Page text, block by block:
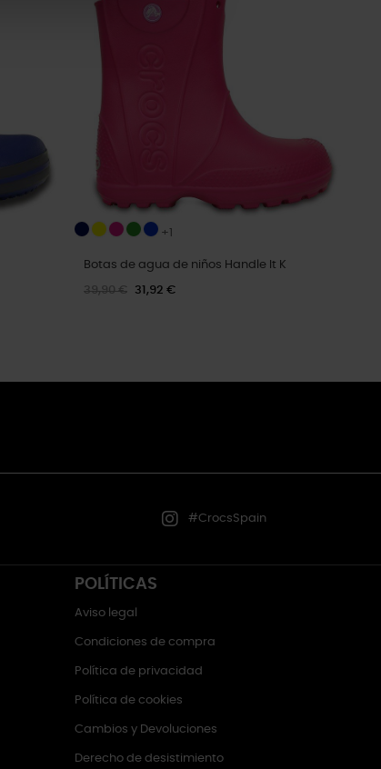
+1
Botas de agua de niños Handle It K
39,90 € 31,92 €
#CrocsSpain
POLÍTICAS
Aviso legal
Condiciones de compra
Política de privacidad
Política de cookies
Cambios y Devoluciones
Derecho de desistimiento